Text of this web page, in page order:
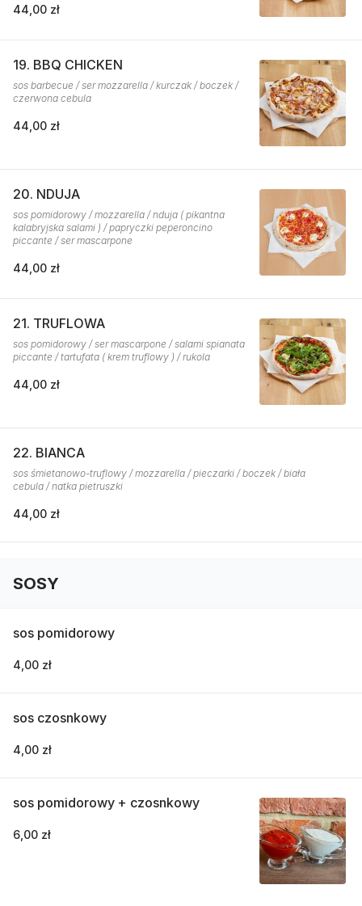
44,00 zł
19. BBQ CHICKEN
sos barbecue / ser mozzarella / kurczak / boczek /
czerwona cebula
44,00 zł
20. NDUJA
sos pomidorowy / mozzarella / nduja ( pikantna
kalabryjska salami ) / papryczki peperoncino
piccante / ser mascarpone
44,00 zł
21. TRUFLOWA
sos pomidorowy / ser mascarpone / salami spianata
piccante / tartufata ( krem truflowy ) / rukola
44,00 zł
22. BIANCA
sos śmietanowo-truflowy / mozzarella / pieczarki / boczek / biała
cebula / natka pietruszki
44,00 zł
SOSY
sos pomidorowy
4,00 zł
sos czosnkowy
4,00 zł
sos pomidorowy + czosnkowy
6,00 zł